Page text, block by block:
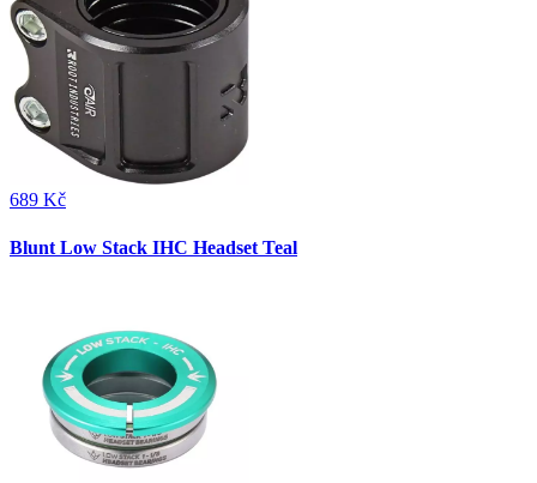
689 Kč
Blunt Low Stack IHC Headset Teal